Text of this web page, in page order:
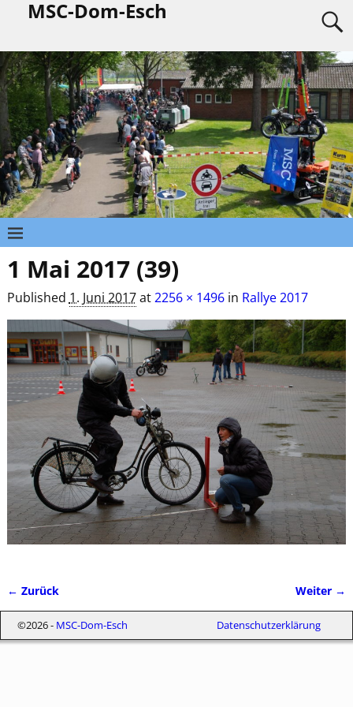
MSC-Dom-Esch
1 Mai 2017 (39)
Published 1. Juni 2017at2256 × 1496in Rallye 2017
Bilder-Navigation
← Zurück Weiter →
©2026 - MSC-Dom-Esch Datenschutzerklärung